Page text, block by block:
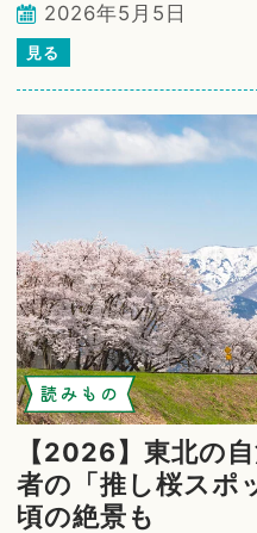
2026年5月5日
見る
読みもの
【2026】東北の
者の「推し桜ス
頃の絶景も